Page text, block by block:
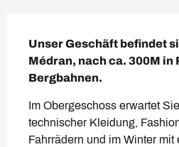
Unser Geschäft befindet
Médran, nach ca. 300M in
Bergbahnen.
Im Obergeschoss erwartet
technischer Kleidung,
Fahrrädern und im Winter